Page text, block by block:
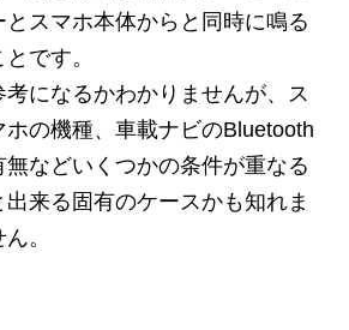
とスマホ本体からと同時に鳴る
とです。
考になるかわかりませんが、ス
ホの機種、車載ナビのBluetooth
無などいくつかの条件が重なる
出来る固有のケースかも知れま
。